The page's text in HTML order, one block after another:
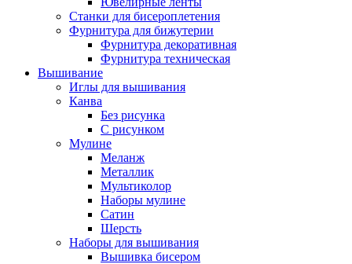
Станки для бисероплетения
Фурнитура для бижутерии
Фурнитура декоративная
Фурнитура техническая
Вышивание
Иглы для вышивания
Канва
Без рисунка
С рисунком
Мулине
Меланж
Металлик
Мультиколор
Наборы мулине
Сатин
Шерсть
Наборы для вышивания
Вышивка бисером